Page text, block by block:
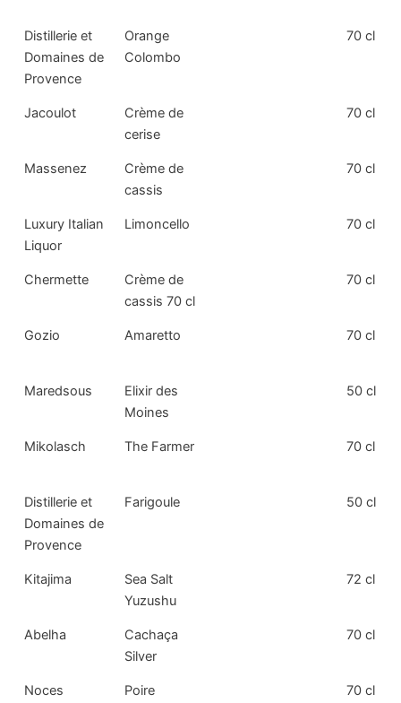
Distillerie et
Domaines de
Provence
Orange
Colombo
70 cl
Jacoulot
Crème de
cerise
70 cl
Massenez
Crème de
cassis
70 cl
Luxury Italian
Liquor
Limoncello 70 cl
Chermette
Crème de
cassis 70 cl
70 cl
Gozio Amaretto 70 cl
Maredsous
Elixir des
Moines
50 cl
Mikolasch The Farmer 70 cl
Distillerie et
Domaines de
Provence
Farigoule 50 cl
Kitajima
Sea Salt
Yuzushu
72 cl
Abelha
Cachaça
Silver
70 cl
Noces
Poire
70 cl